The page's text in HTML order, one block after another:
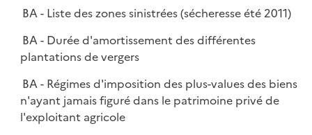
BA - Liste des zones sinistrées (sécheresse été 2011)
BA - Durée d'amortissement des différentes
plantations de vergers
BA - Régimes d'imposition des plus-values des biens
n'ayant jamais figuré dans le patrimoine privé de
l'exploitant agricole